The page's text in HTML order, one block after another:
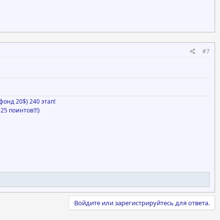
#7
20$) 240 этап!
поинтов!!!)
Войдите или зарегистрируйтесь для ответа.